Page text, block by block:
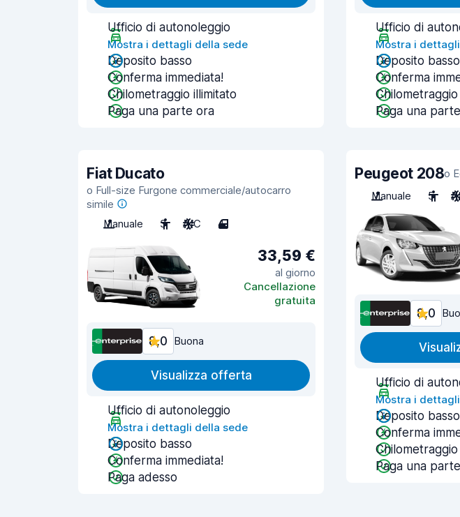
Ufficio di autonoleggio
Mostra i dettagli della sede
Deposito basso
Conferma immediata!
Chilometraggio illimitato
Paga una parte ora
Ufficio di
Mostra i
Deposito basso
Conferma
Paga una
Fiat Ducato
o Full-size Furgone commerciale/autocarro
simile
Manuale
3 A/C 4
33,59 €
al giorno
Cancellazione
gratuita
8,0 Buona
Visualizza offerta
Ufficio di autonoleggio
Mostra i dettagli della sede
Deposito basso
Conferma immediata!
Paga adesso
Peugeot 208o
Manuale
5
8,0
Ufficio di
Mostra i
Deposito basso
Conferma
Paga una